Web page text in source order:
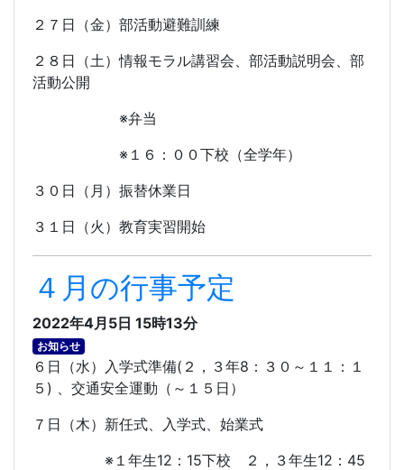
２７日（金）部活動避難訓練
２８日（土）情報モラル講習会、部活動説明会、部
活動公開
※弁当
※１６：００下校（全学年）
３０日（月）振替休業日
３１日（火）教育実習開始
４月の行事予定
2022年4月5日 15時13分
お知らせ
６日（水）入学式準備( ２，３年8 ：３０～１１：１
５ )
、交通安全運動（～１５日）
７日（木）新任式、入学式、始業式
※１年生12 ： 15下校 ２，３年生12 ： 45